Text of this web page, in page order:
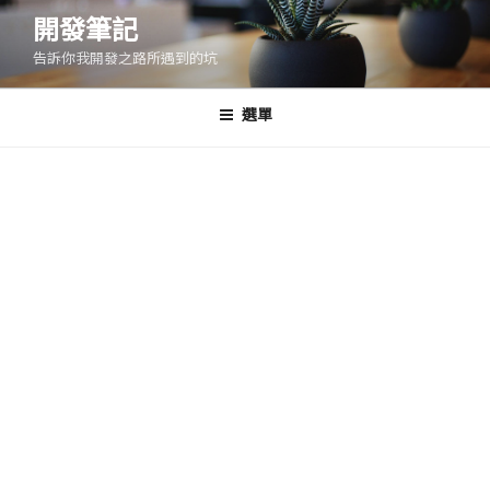
跳
要
開發筆記
告訴你我開發之路所遇到的坑
選單